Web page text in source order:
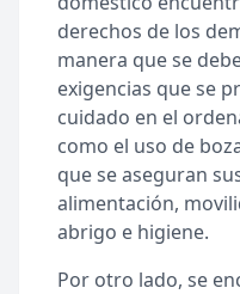
derechos de los
manera que se
exigencias que se
cuidado en el
como el uso de
que se aseguran
alimentación,
abrigo e higiene.
Por otro lado, se